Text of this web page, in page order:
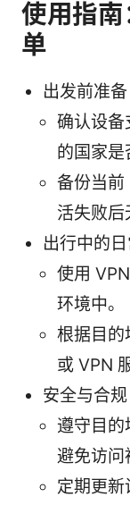
使用指
单
出发前准备
确认设备
的国家是
备份当前
活失败后
出行中的
使用
环境中。
根据目的
或 VPN
安全与合规
遵守目的
避免访问
定期更新